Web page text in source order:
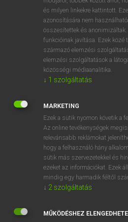
VAN
Van előfizetésem a teljes
BELÉPÉS
NINCS
Nincs regisztrációm és
díjmentes próbaverziójának
belépek.
és milyen linkekre kattintott.
azonosítására nem
összesítettek és
funkcióinak javítása. Ezek közé
származó elemzési
elemzési szolgáltatások a
közösségi médiaanalitika.
↓ 1 szolgáltatás
MARKETING
Ezek a sütik nyomon követik a
Az online tevékenységek
relevánsabb reklámokat
hogy a felhasználó hány
sütik más szervezetekkel és
ezeket az információkat. Ezek
mindig egy harmadik féltől
↓ 2 szolgáltatás
MŰKÖDÉSHEZ